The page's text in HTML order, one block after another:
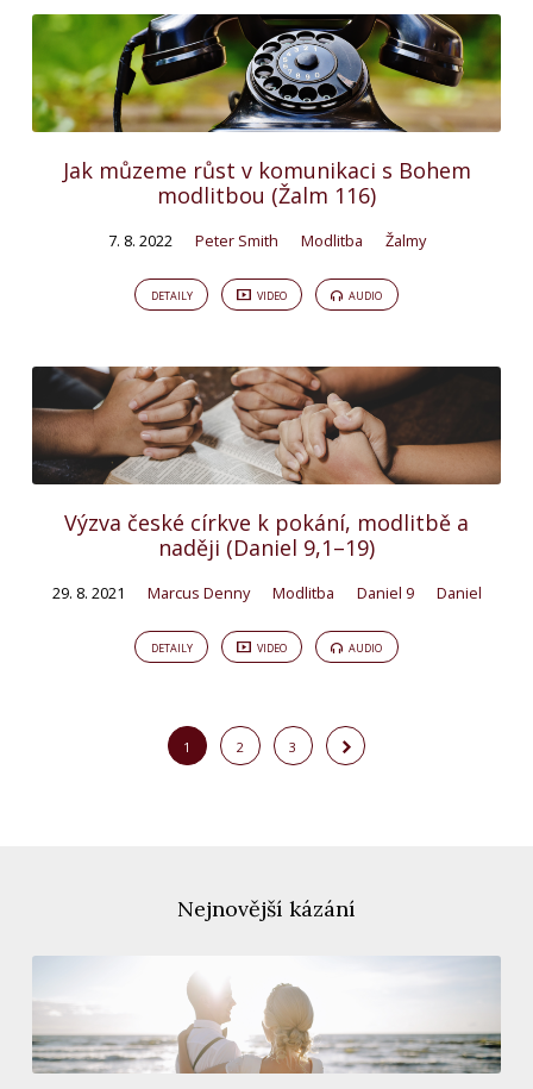
Jak můzeme růst v komunikaci s Bohem
modlitbou (Žalm 116)
7. 8. 2022 Peter Smith Modlitba Žalmy
DETAILY VIDEO AUDIO
Výzva české církve k pokání, modlitbě a
naději (Daniel 9,1–19)
29. 8. 2021 Marcus Denny Modlitba Daniel 9 Daniel
DETAILY VIDEO AUDIO
1 2 3
Nejnovější kázání